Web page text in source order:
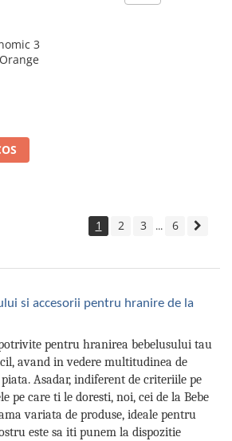
3
1 2 3 ... 6
si accesorii pentru hranire de la
pentru hranirea bebelusului tau
avand in vedere multitudinea de
Asadar, indiferent de criteriile pe
pe care ti le doresti, noi, cei de la Bebe
variata de produse, ideale pentru
este sa iti punem la dispozitie